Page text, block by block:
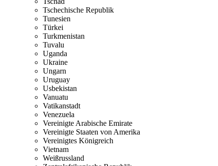
Tschechische Republik
Tunesien
Türkei
Turkmenistan
Tuvalu
Uganda
Ukraine
Ungarn
Uruguay
Usbekistan
Vanuatu
Vatikanstadt
Venezuela
Vereinigte Arabische Emirate
Vereinigte Staaten von Amerika
Vereinigtes Königreich
Vietnam
Weißrussland